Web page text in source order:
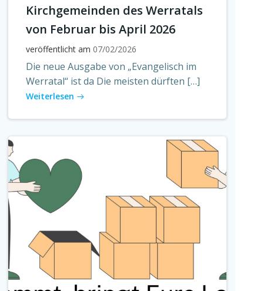
Kirchgemeinden des Werratals
von Februar bis April 2026
veröffentlicht am 07/02/2026
Die neue Ausgabe von „Evangelisch im
Werratal“ ist da Die meisten dürften […]
Weiterlesen